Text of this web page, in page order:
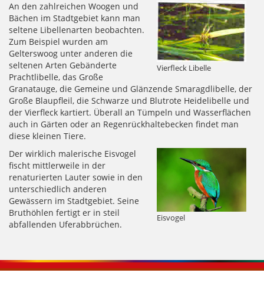
Vierfleck Libelle
An den zahlreichen Woogen und
Bächen im Stadtgebiet kann man
seltene Libellenarten beobachten.
Zum Beispiel wurden am
Gelterswoog unter anderen die
seltenen Arten Gebänderte
Prachtlibelle, das Große
Granatauge, die Gemeine und Glänzende Smaragdlibelle, der
Große Blaupfleil, die Schwarze und Blutrote Heidelibelle und
der Vierfleck kartiert. Überall an Tümpeln und Wasserflächen
auch in Gärten oder an Regenrückhaltebecken findet man
diese kleinen Tiere.
Eisvogel
Der wirklich malerische Eisvogel
fischt mittlerweile in der
renaturierten Lauter sowie in den
unterschiedlich anderen
Gewässern im Stadtgebiet. Seine
Bruthöhlen fertigt er in steil
abfallenden Uferabbrüchen.